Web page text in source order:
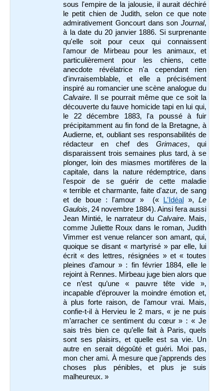
sous l'empire de la jalousie, il aurait déchiré
le petit chien de Judith, selon ce que note
admirativement Goncourt dans son Journal,
à la date du 20 janvier 1886. Si surprenante
qu'elle soit pour ceux qui connaissent
l'amour de Mirbeau pour les animaux, et
particulièrement pour les chiens, cette
anecdote révélatrice n'a cependant rien
d'invraisemblable, et elle a précisément
inspiré au romancier une scène analogue du
Calvaire. Il se pourrait même que ce soit la
découverte du fauve homicide tapi en lui qui,
le 22 décembre 1883, l'a poussé à fuir
précipitamment au fin fond de la Bretagne, à
Audierne, et, oubliant ses responsabilités de
rédacteur en chef des Grimaces, qui
disparaissent trois semaines plus tard, à se
plonger, loin des miasmes mortifères de la
capitale, dans la nature rédemptrice, dans
l’espoir de se guérir de cette maladie
« terrible et charmante, faite d'azur, de sang
et de boue : l'amour » («
L'Idéal », Le
Gaulois, 24 novembre 1884). Ainsi fera aussi
Jean Mintié, le narrateur du Calvaire. Mais,
comme Juliette Roux dans le roman, Judith
Vimmer est venue relancer son amant, qui,
quoique se disant « martyrisé » par elle, lui
écrit « des lettres, résignées » et « toutes
pleines d’amour » : fin février 1884, elle le
rejoint à Rennes. Mirbeau juge bien alors que
ce n’est qu’une « pauvre tête vide »,
incapable d’éprouver la moindre émotion et,
à plus forte raison, de l’amour vrai. Mais,
confie-t-il à Hervieu le 2 mars, « je ne puis
m’arracher ce sentiment du cœur » : « Je
sais très bien ce qu’elle fait à Paris, quels
sont ses plaisirs, et quelle est sa vie. Un
autre en serait dégoûté et guéri. Moi pas,
mon cher ami. À mesure que j’apprends des
choses plus pénibles, et plus je suis
malheureux. »